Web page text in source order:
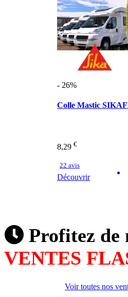
- 26%
Colle Mastic
8,29 €
22 avis
Découvrir
Profitez de
VENTES
Voir toutes nos